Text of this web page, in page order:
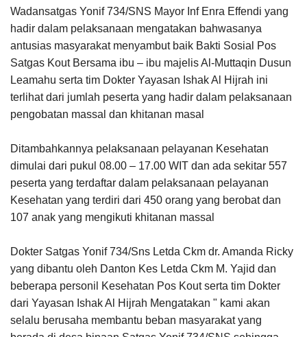
Wadansatgas Yonif 734/SNS Mayor Inf Enra Effendi yang
hadir dalam pelaksanaan mengatakan bahwasanya
antusias masyarakat menyambut baik Bakti Sosial Pos
Satgas Kout Bersama ibu – ibu majelis Al-Muttaqin Dusun
Leamahu serta tim Dokter Yayasan Ishak Al Hijrah ini
terlihat dari jumlah peserta yang hadir dalam pelaksanaan
pengobatan massal dan khitanan masal
Ditambahkannya pelaksanaan pelayanan Kesehatan
dimulai dari pukul 08.00 – 17.00 WIT dan ada sekitar 557
peserta yang terdaftar dalam pelaksanaan pelayanan
Kesehatan yang terdiri dari 450 orang yang berobat dan
107 anak yang mengikuti khitanan massal
Dokter Satgas Yonif 734/Sns Letda Ckm dr. Amanda Ricky
yang dibantu oleh Danton Kes Letda Ckm M. Yajid dan
beberapa personil Kesehatan Pos Kout serta tim Dokter
dari Yayasan Ishak Al Hijrah Mengatakan " kami akan
selalu berusaha membantu beban masyarakat yang